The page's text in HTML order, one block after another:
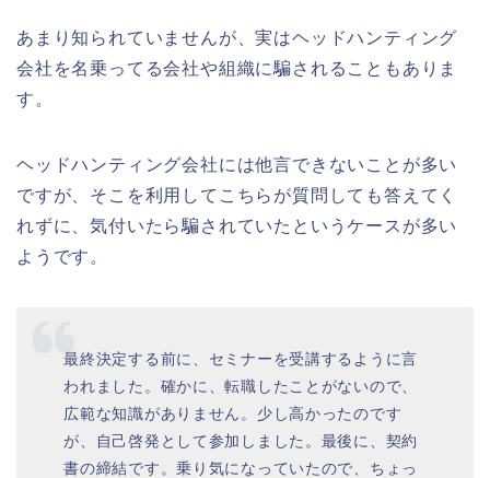
あまり知られていませんが、実はヘッドハンティング
会社を名乗ってる会社や組織に騙されることもありま
す。
ヘッドハンティング会社には他言できないことが多い
ですが、そこを利用してこちらが質問しても答えてく
れずに、気付いたら騙されていたというケースが多い
ようです。
最終決定する前に、セミナーを受講するように言
われました。確かに、転職したことがないので、
広範な知識がありません。少し高かったのです
が、自己啓発として参加しました。最後に、契約
書の締結です。乗り気になっていたので、ちょっ